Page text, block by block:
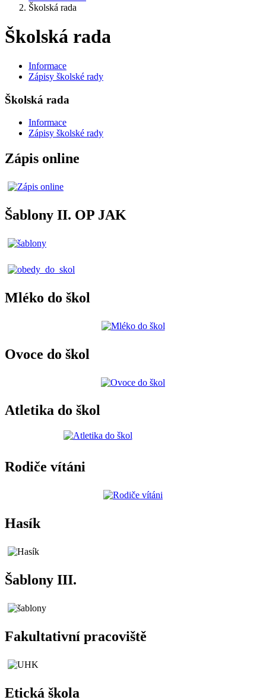
Školská rada
Školská rada
Informace
Zápisy školské rady
Školská rada
Informace
Zápisy školské rady
Zápis online
Šablony II. OP JAK
Mléko do škol
Ovoce do škol
Atletika do škol
Rodiče vítáni
Hasík
Šablony III.
Fakultativní pracoviště
Etická škola